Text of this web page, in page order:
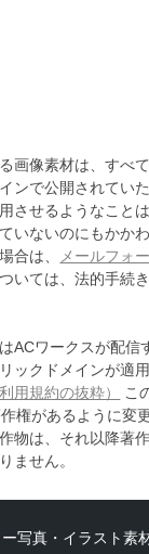
画像素材は、すべ
ンで公開されてい
させるようなこと
いないのにもかか
合は、
メールフォ
いては、法的手続
ACワークスが配信
ックドメインが適
利用規約の抜粋）
こ
権があるように変
物は、それ以降著
ません。
写真・イラスト素